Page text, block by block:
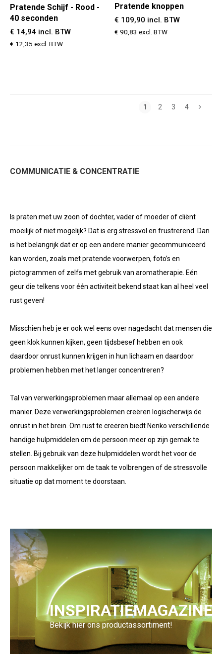
Pratende Schijf - Rood -
40 seconden
€ 14,94 incl. BTW
€ 12,35 excl. BTW
Pratende knoppen
€ 109,90 incl. BTW
€ 90,83 excl. BTW
1 2 3 4
COMMUNICATIE & CONCENTRATIE
Is praten met uw zoon of dochter, vader of moeder of cliënt
moeilijk of niet mogelijk? Dat is erg stressvol en frustrerend. Dan
is het belangrijk dat er op een andere manier gecommuniceerd
kan worden, zoals met pratende voorwerpen, foto’s en
pictogrammen of zelfs met gebruik van aromatherapie. Eén
geur die telkens voor één activiteit bekend staat kan al heel veel
rust geven!
Misschien heb je er ook wel eens over nagedacht dat mensen die
geen klok kunnen kijken, geen tijdsbesef hebben en ook
daardoor onrust kunnen krijgen in hun lichaam en daardoor
problemen hebben met het langer concentreren?
Tal van verwerkingsproblemen maar allemaal op een andere
manier. Deze verwerkingsproblemen creëren logischerwijs de
onrust in het brein. Om rust te creëren biedt Nenko verschillende
handige hulpmiddelen om de persoon meer op zijn gemak te
stellen. Bij gebruik van deze hulpmiddelen wordt het voor de
persoon makkelijker om de taak te volbrengen of de stressvolle
situatie op dat moment te doorstaan.
INSPIRATIEMAGAZINE
Bekijk hier ons productassortiment!